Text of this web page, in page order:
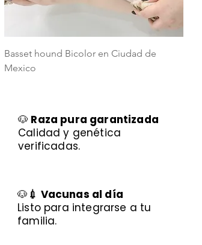
Basset hound Bicolor en Ciudad de
Mexico
🐶 Raza pura garantizada
Calidad y genética
verificadas.
🐶 💉 Vacunas al día
Listo para integrarse a tu
familia.